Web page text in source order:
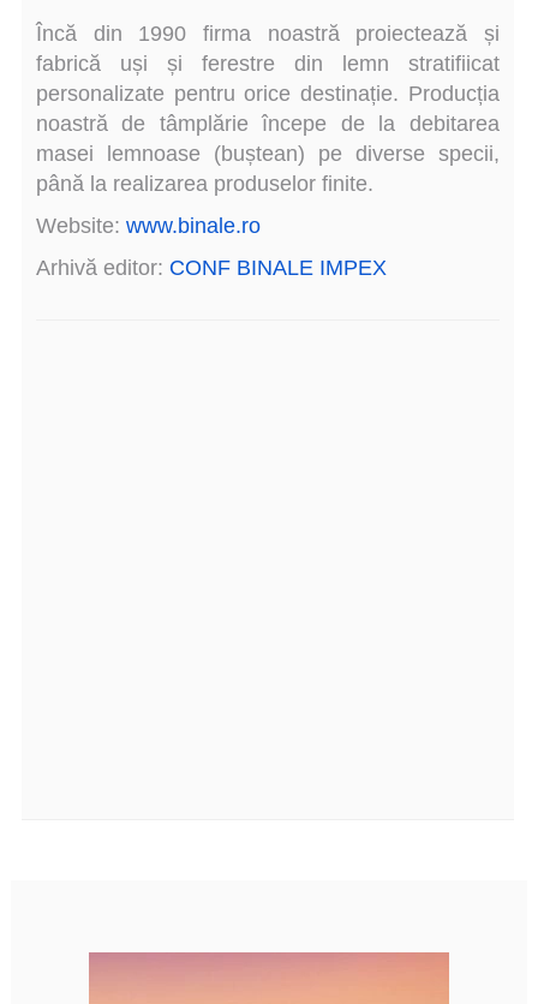
Încă din 1990 firma noastră proiectează și
fabrică uși și ferestre din lemn stratifiicat
personalizate pentru orice destinație. Producția
noastră de tâmplărie începe de la debitarea
masei lemnoase (buștean) pe diverse specii,
până la realizarea produselor finite.
Website: www.binale.ro
Arhivă editor: CONF BINALE IMPEX